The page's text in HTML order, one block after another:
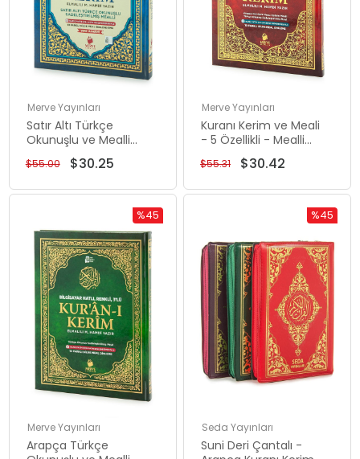
Merve Yayınları
Satır Altı Türkçe
Okunuşlu ve Mealli
Kuranı Kerim - Üçlü
Kuran - Cami Boy -
Yayınları
$30.25
$55.00
Merve Yayınları
Kuranı Kerim ve Meali
- 5 Özellikli - Mealli
Kuran - Cami Boy -
Bordo Renk - Merve
$30.42
$55.31
Merve Yayınları
Arapça Türkçe
%45
Rabatt
%45Rabatt
Seda Yayınları
Suni Deri Çantalı -
%45